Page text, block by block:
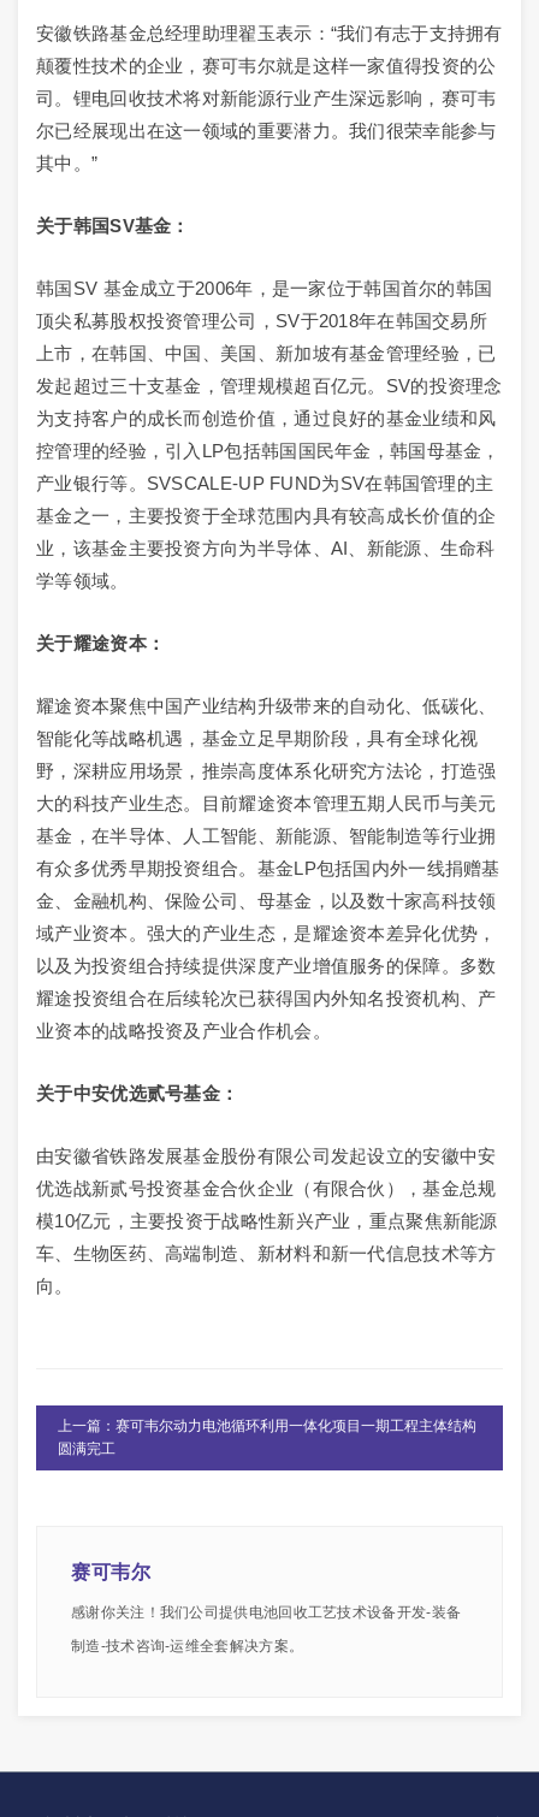
安徽铁路基金总经理助理翟玉表示：“我们有志于支持拥有
颠覆性技术的企业，赛可韦尔就是这样一家值得投资的公
司。锂电回收技术将对新能源行业产生深远影响，赛可韦
尔已经展现出在这一领域的重要潜力。我们很荣幸能参与
其中。”
关于韩国SV基金：
韩国SV 基金成立于2006年，是一家位于韩国首尔的韩国
顶尖私募股权投资管理公司，SV于2018年在韩国交易所
上市，在韩国、中国、美国、新加坡有基金管理经验，已
发起超过三十支基金，管理规模超百亿元。SV的投资理念
为支持客户的成长而创造价值，通过良好的基金业绩和风
控管理的经验，引入LP包括韩国国民年金，韩国母基金，
产业银行等。SVSCALE-UP FUND为SV在韩国管理的主
基金之一，主要投资于全球范围内具有较高成长价值的企
业，该基金主要投资方向为半导体、AI、新能源、生命科
学等领域。
关于耀途资本：
耀途资本聚焦中国产业结构升级带来的自动化、低碳化、
智能化等战略机遇，基金立足早期阶段，具有全球化视
野，深耕应用场景，推崇高度体系化研究方法论，打造强
大的科技产业生态。目前耀途资本管理五期人民币与美元
基金，在半导体、人工智能、新能源、智能制造等行业拥
有众多优秀早期投资组合。基金LP包括国内外一线捐赠基
金、金融机构、保险公司、母基金，以及数十家高科技领
域产业资本。强大的产业生态，是耀途资本差异化优势，
以及为投资组合持续提供深度产业增值服务的保障。多数
耀途投资组合在后续轮次已获得国内外知名投资机构、产
业资本的战略投资及产业合作机会。
关于中安优选贰号基金：
由安徽省铁路发展基金股份有限公司发起设立的安徽中安
优选战新贰号投资基金合伙企业（有限合伙），基金总规
模10亿元，主要投资于战略性新兴产业，重点聚焦新能源
车、生物医药、高端制造、新材料和新一代信息技术等方
向。
上一篇：赛可韦尔动力电池循环利用一体化项目一期工程主体结构
圆满完工
赛可韦尔
感谢你关注！我们公司提供电池回收工艺技术设备开发-装备
制造-技术咨询-运维全套解决方案。